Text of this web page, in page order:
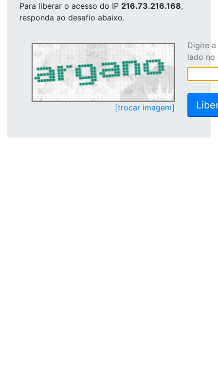
Para liberar o acesso do IP 216.73.216.168,
responda ao desafio abaixo.
[trocar imagem]
Digite
lado no